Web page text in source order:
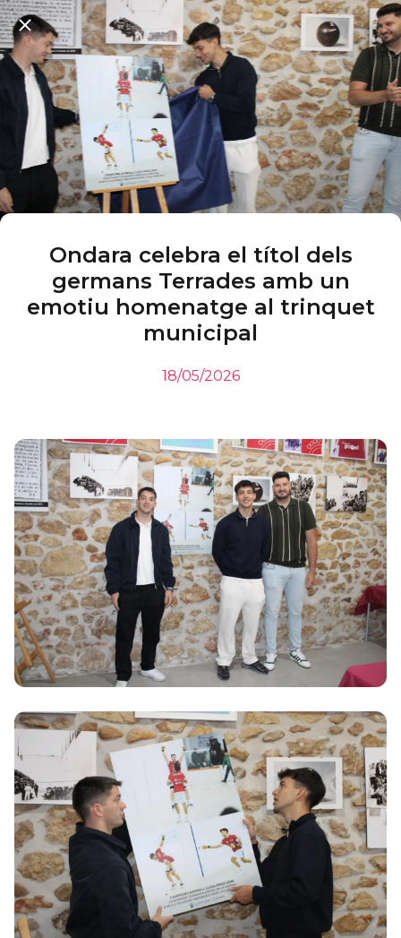
Ondara celebra el títol dels
germans Terrades amb un
emotiu homenatge al trinquet
municipal
18/05/2026